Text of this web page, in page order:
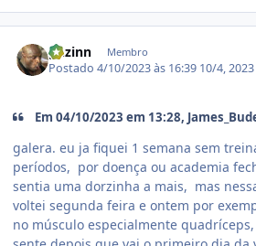
ghzinn Membro
Postado4/10/2023 às 16:39 10/4, 2023
Em 04/10/2023 em 13:28,
galera. eu ja fiquei 1 semana sem
períodos, por doença ou academia
sentia uma dorzinha a mais, mas
voltei segunda feira e ontem por
no músculo especialmente